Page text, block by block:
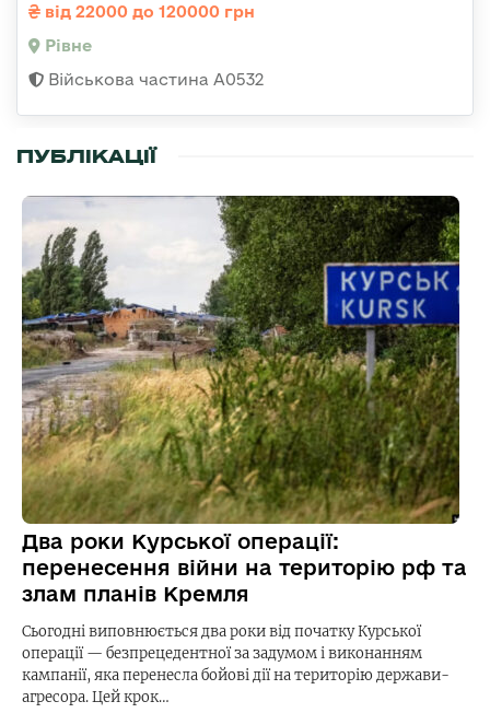
від 22000 до 120000 грн
Рівне
Військова частина А0532
ПУБЛІКАЦІЇ
Два роки Курської операції:
перенесення війни на територію рф та
злам планів Кремля
Сьогодні виповнюється два роки від початку Курської
операції — безпрецедентної за задумом і виконанням
кампанії, яка перенесла бойові дії на територію держави-
агресора. Цей крок…